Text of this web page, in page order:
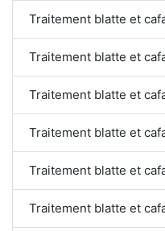
Traitement blatte et
Traitement blatte et
Traitement blatte et
Traitement blatte et
Traitement blatte et
Traitement blatte et